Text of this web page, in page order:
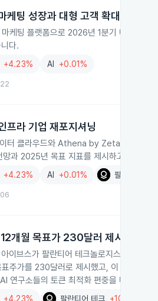
팅 성장과 대형 고객 확대
케팅 플랫폼으로 2026년 1분기 매출과 대
다.
+4.23% AI +0.01%
라 기업 재포지셔닝
터 클라우드와 Athena by Zeta를 AI 인텔
과 2025년 목표 지표를 제시하고 있습니
+4.23% AI +0.01% 팔란티어 테
개월 목표가 230달러 제시
이브스가 팔란티어 테크놀로지스의 에이
주가를 230달러로 제시했고, 이 파트너십
연구소들의 토큰 최적화 편중을 비판했
러였습니다.
+4.23% 팔란티어 테크 +10.32%